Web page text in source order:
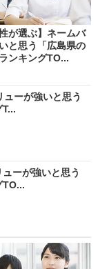
が選ぶ】ネームバ
と思う「広島県の
ンキングTO...
ューが強いと思う
ーが強いと思う
TO...